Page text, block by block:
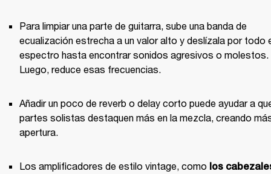
Para limpiar una parte de guitarra, sube una banda de
ecualización estrecha a un valor alto y deslízala por todo
espectro hasta encontrar sonidos agresivos o molestos.
Luego, reduce esas frecuencias.
Añadir un poco de reverb o delay corto puede ayudar a
partes solistas destaquen más en la mezcla, creando
apertura.
Los amplificadores de estilo vintage, como los